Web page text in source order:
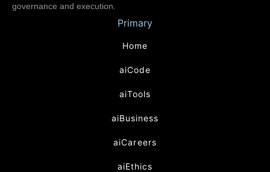
governance and execution.
Primary
Home
aiCode
aiTools
aiBusiness
aiCareers
aiEthics